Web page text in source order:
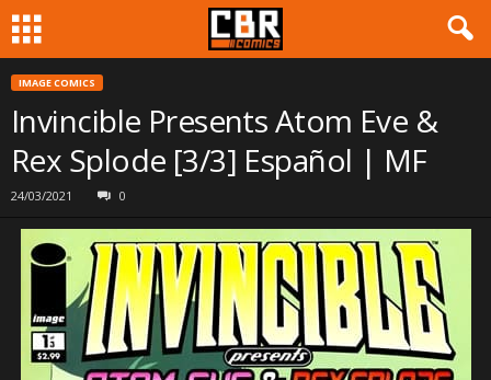
IMAGE COMICS
Invincible Presents Atom Eve &
Rex Splode [3/3] Español | MF
24/03/2021 0